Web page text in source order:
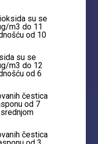
su se
m3 do 11
od 10
su se
m3 do 12
od 6
čestica
od 7
čestica